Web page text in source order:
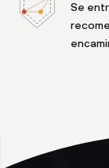
Se